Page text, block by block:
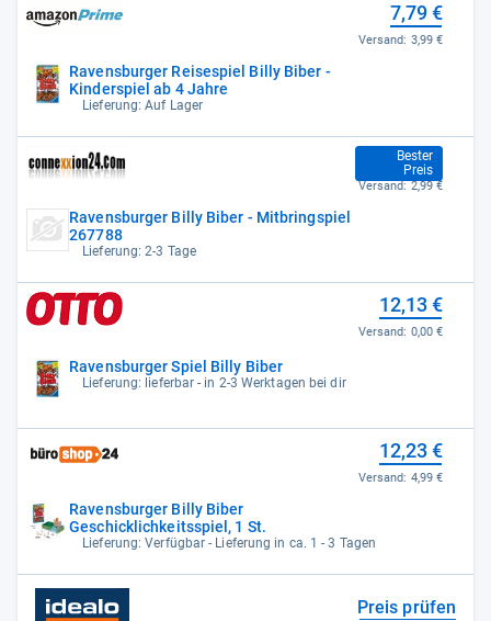
Ravensburger Reisespiel Billy Biber -
Kinderspiel ab 4 Jahre
Lieferung: Auf Lager
7,79 €
Versand: 3,99 €
Ravensburger Billy Biber - Mitbringspiel
267788
Lieferung: 2-3 Tage
Bester
Preis
7,99 €
Versand: 2,99 €
Ravensburger Spiel Billy Biber
Lieferung: lieferbar - in 2-3 Werktagen bei dir
12,13 €
Versand: 0,00 €
Ravensburger Billy Biber
Geschicklichkeitsspiel, 1 St.
Lieferung: Verfügbar - Lieferung in ca. 1 - 3 Tagen
12,23 €
Versand: 4,99 €
Preis prüfen